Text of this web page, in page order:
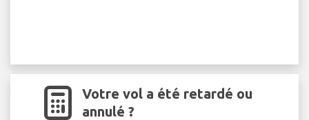
Votre vol a été retardé ou
annulé ?